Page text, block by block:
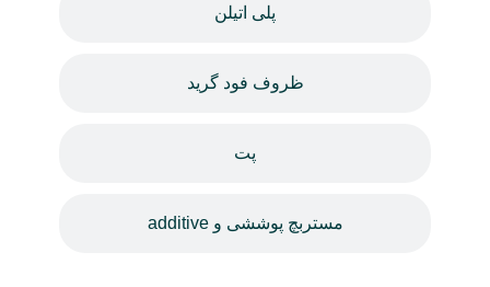
پلی اتیلن
ظروف فود گرید
پت
مستربچ پوششی و additive